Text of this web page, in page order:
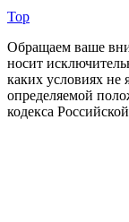
Top
Обращаем ваше
носит
каких условиях не
определяемой
кодекса